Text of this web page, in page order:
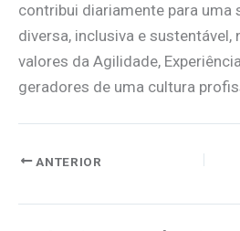
contribui diariamente para uma
diversa, inclusiva e sustentável,
valores da Agilidade,
geradores de uma cultura
ANTERIOR